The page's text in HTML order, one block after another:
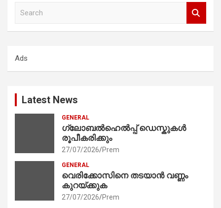
h
Ads
Latest News
GENERAL
ഗ്ലോബൽഹെൽപ്പ് ഡെസ്കുകൾ
രൂപീകരിക്കും
27/07/2026 Prem
GENERAL
വെരിക്കോസിനെ തടയാൻ വണ്ണം
കുറയ്ക്കുക
27/07/2026 Prem